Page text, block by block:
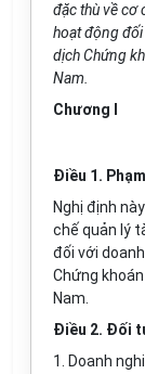
đặc thù về cơ
hoạt động đối
dịch Chứng
Nam.
Chương I
Điều 1.
Nghị định
chế quản lý
đối với
Chứng
Nam.
Điều 2. Đối
1. Doanh